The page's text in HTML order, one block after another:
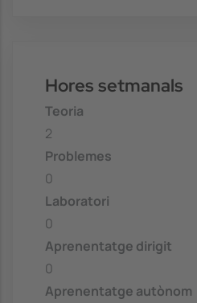
Hores setmanals
Teoria
2
Problemes
0
Laboratori
0
Aprenentatge dirigit
0
Aprenentatge autònom